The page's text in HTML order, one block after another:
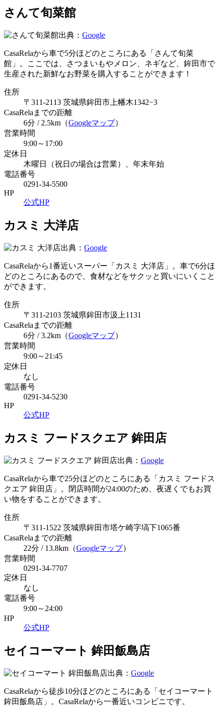
さんて旬菜館
出典： Google
CasaRelaから車で5分ほどのところにある「さんて旬菜
館」。ここでは、さつまいもやメロン、ネギなど、鉾田市で
生産された新鮮なお野菜を購入することができます！
住所
〒311-2113 茨城県鉾田市上幡木1342−3
CasaRelaまでの距離
6分 / 2.5km（Googleマップ）
営業時間
9:00～17:00
定休日
木曜日（祝日の場合は営業）、年末年始
電話番号
0291-34-5500
HP
公式HP
カスミ 大洋店
出典： Google
CasaRelaから1番近いスーパー「カスミ 大洋店」。車で6分ほ
どのところにあるので、食材などをサクッと買いにいくこと
ができます。
住所
〒311-2103 茨城県鉾田市汲上1131
CasaRelaまでの距離
6分 / 3.2km（Googleマップ）
営業時間
9:00～21:45
定休日
なし
電話番号
0291-34-5230
HP
公式HP
カスミ フードスクエア 鉾田店
出典： Google
CasaRelaから車で25分ほどのところにある「カスミ フードス
クエア 鉾田店」。閉店時間が24:00のため、夜遅くでもお買
い物をすることができます。
住所
〒311-1522 茨城県鉾田市塔ケ崎字塙下1065番
CasaRelaまでの距離
22分 / 13.8km（Googleマップ）
営業時間
0291-34-7707
定休日
なし
電話番号
9:00～24:00
HP
公式HP
セイコーマート 鉾田飯島店
出典： Google
CasaRelaから徒歩10分ほどのところにある「セイコーマート
鉾田飯島店」。CasaRelaから一番近いコンビニです。